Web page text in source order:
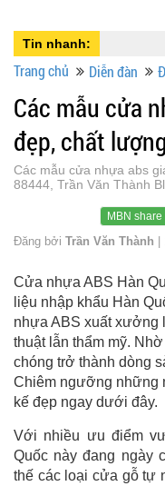
Tin nhanh:
Trang chủ Diễn đàn
Các mẫu cửa
đẹp, chất
Các mẫu cửa nhựa abs
88444, Trần Văn Thành
MBN share
Đăng bởi Trần Văn Thành |
Cửa nhựa ABS Hàn
liệu nhập khẩu Hàn
nhựa ABS xuất xưởng
thuật lẫn thẩm mỹ.
chóng trở thành dòng
Chiêm ngưỡng những
kế đẹp ngay dưới đây.
Với nhiều ưu điểm
Quốc này đang ngày
thế các loại cửa gỗ tự